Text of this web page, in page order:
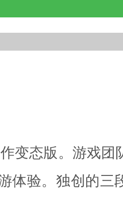
变态版。游戏团
体验。独创的三